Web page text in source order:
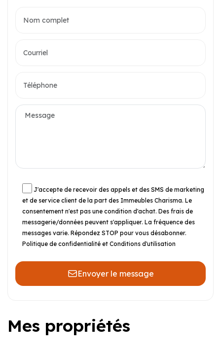
J'accepte de recevoir des appels et des SMS de marketing
et de service client de la part des Immeubles Charisma. Le
consentement n'est pas une condition d'achat. Des frais de
messagerie/données peuvent s'appliquer. La fréquence des
messages varie. Répondez STOP pour vous désabonner.
Politique de confidentialité et Conditions d'utilisation
Envoyer le message
Mes propriétés